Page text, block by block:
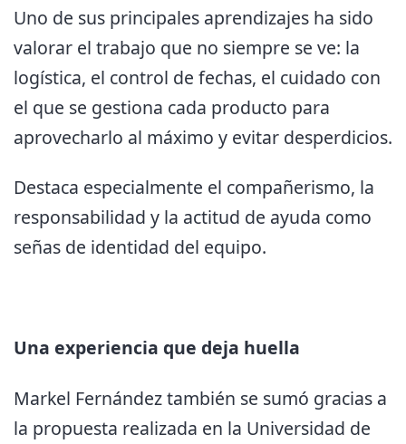
Uno de sus principales aprendizajes ha sido
valorar el trabajo que no siempre se ve: la
logística, el control de fechas, el cuidado con
el que se gestiona cada producto para
aprovecharlo al máximo y evitar desperdicios.
Destaca especialmente el compañerismo, la
responsabilidad y la actitud de ayuda como
señas de identidad del equipo.
Una experiencia que deja huella
Markel Fernández también se sumó gracias a
la propuesta realizada en la Universidad de